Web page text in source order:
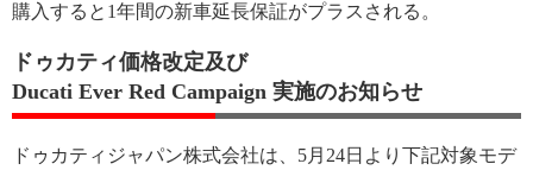
購入すると1年間の新車延長保証がプラスされる。
ドゥカティ価格改定及び
Ducati Ever Red Campaign 実施のお知らせ
ドゥカティジャパン株式会社は、5月24日より下記対象モデ